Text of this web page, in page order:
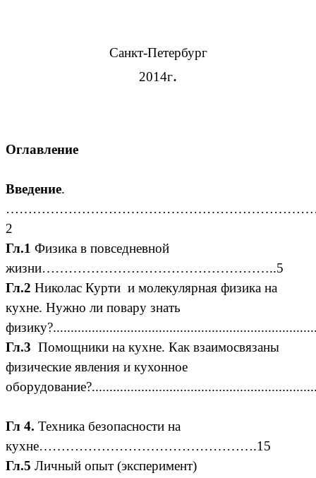
Санкт-Петербург
2014г.
Оглавление
Введение.
2
Гл.1 Физика в повседневной
жизни……………………………………………..5
Гл.2 Николас Курти и молекулярная физика на
кухне. Нужно ли повару знать
Гл.3 Помощники на кухне. Как взаимосвязаны
физические явления и кухонное
Гл 4. Техника безопасности на
кухне………………………………………….15
Гл.5 Личный опыт (эксперимент)